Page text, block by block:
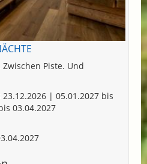
Piste. Und
| 05.01.2027 bis
03.04.2027